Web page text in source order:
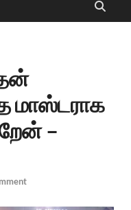
மாஸ்டராக
–